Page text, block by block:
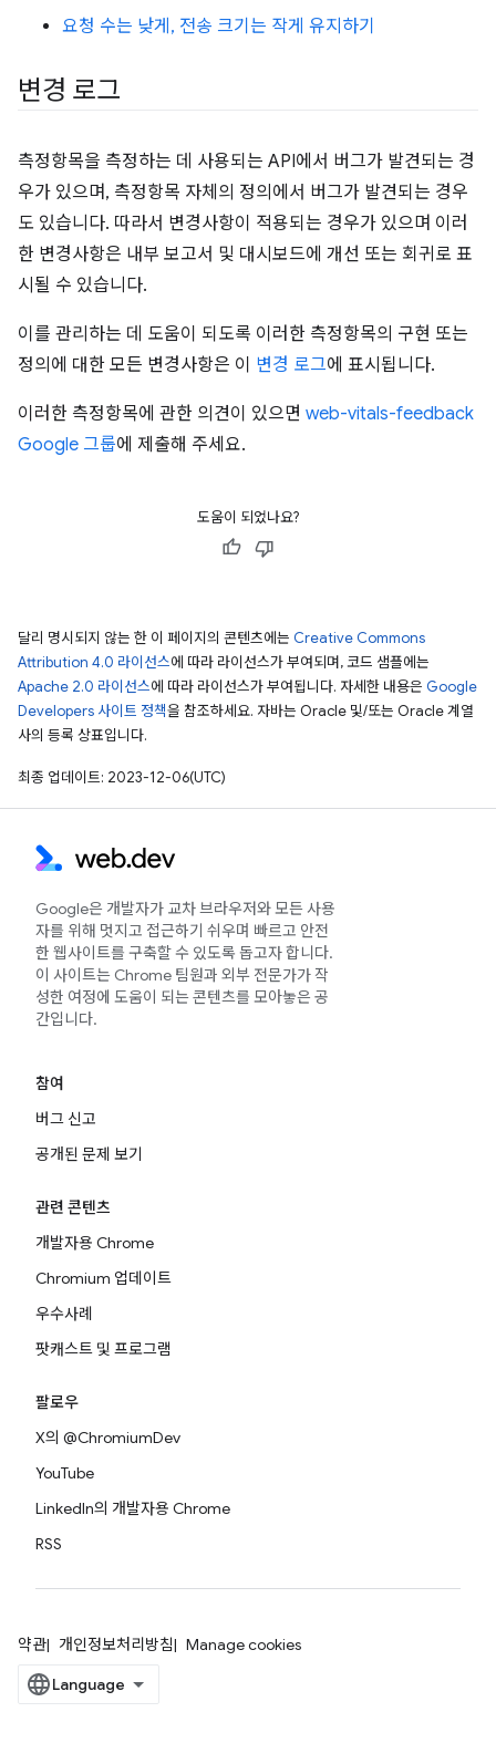
요청 수는 낮게, 전송 크기는 작게 유지하기
변경 로그
측정항목을 측정하는 데 사용되는 API에서 버그가 발견되는 경
우가 있으며, 측정항목 자체의 정의에서 버그가 발견되는 경우
도 있습니다. 따라서 변경사항이 적용되는 경우가 있으며 이러
한 변경사항은 내부 보고서 및 대시보드에 개선 또는 회귀로 표
시될 수 있습니다.
이를 관리하는 데 도움이 되도록 이러한 측정항목의 구현 또는
정의에 대한 모든 변경사항은 이 변경 로그에 표시됩니다.
이러한 측정항목에 관한 의견이 있으면 web-vitals-feedback
Google 그룹에 제출해 주세요.
도움이 되었나요?
달리 명시되지 않는 한 이 페이지의 콘텐츠에는 Creative Commons
Attribution 4.0 라이선스에 따라 라이선스가 부여되며, 코드 샘플에는
Apache 2.0 라이선스에 따라 라이선스가 부여됩니다. 자세한 내용은 Google
Developers 사이트 정책을 참조하세요. 자바는 Oracle 및/또는 Oracle 계열
사의 등록 상표입니다.
최종 업데이트: 2023-12-06(UTC)
Google은 개발자가 교차 브라우저와 모든 사용
자를 위해 멋지고 접근하기 쉬우며 빠르고 안전
한 웹사이트를 구축할 수 있도록 돕고자 합니다.
이 사이트는 Chrome 팀원과 외부 전문가가 작
성한 여정에 도움이 되는 콘텐츠를 모아놓은 공
간입니다.
참여
버그 신고
공개된 문제 보기
관련 콘텐츠
개발자용 Chrome
Chromium 업데이트
우수사례
팟캐스트 및 프로그램
팔로우
X의 @ChromiumDev
YouTube
LinkedIn의 개발자용 Chrome
RSS
약관 개인정보처리방침 Manage cookies